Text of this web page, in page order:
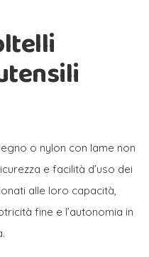
o nylon con lame non
e facilità d’uso dei
alle loro capacità,
fine e l’autonomia in